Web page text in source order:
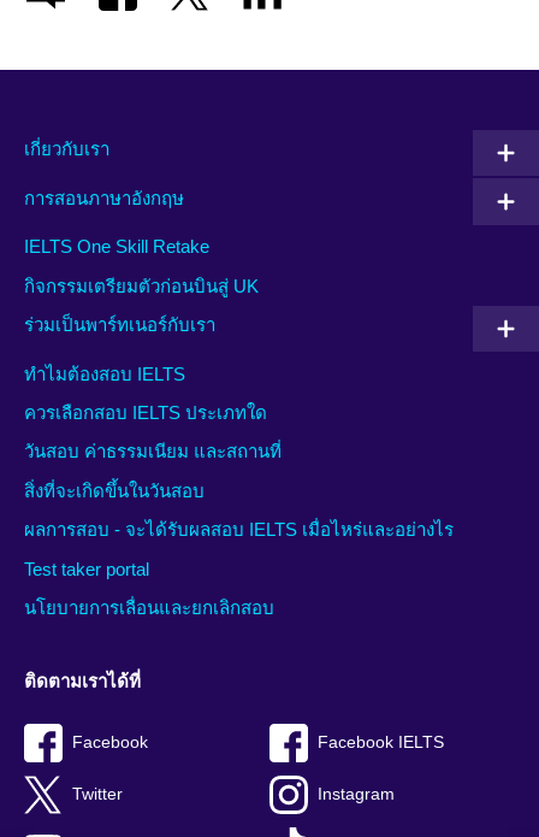
เกี่ยวกับเรา
การสอนภาษาอังกฤษ
IELTS One Skill Retake
กิจกรรมเตรียมตัวก่อนบินสู่ UK
ร่วมเป็นพาร์ทเนอร์กับเรา
ทำไมต้องสอบ IELTS
ควรเลือกสอบ IELTS ประเภทใด
วันสอบ ค่าธรรมเนียม และสถานที่
สิ่งที่จะเกิดขึ้นในวันสอบ
ผลการสอบ - จะได้รับผลสอบ IELTS เมื่อไหร่และอย่างไร
Test taker portal
นโยบายการเลื่อนและยกเลิกสอบ
ติดตามเราได้ที่
Facebook Facebook IELTS
Twitter Instagram